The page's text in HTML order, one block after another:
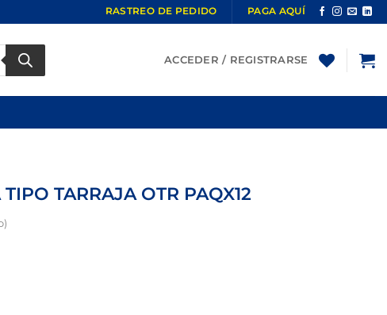
RASTREO DE PEDIDO PAGA AQUÍ
ACCEDER / REGISTRARSE
TARRAJA OTR PAQX12
TARRAJA OTR PAQX12 cantidad